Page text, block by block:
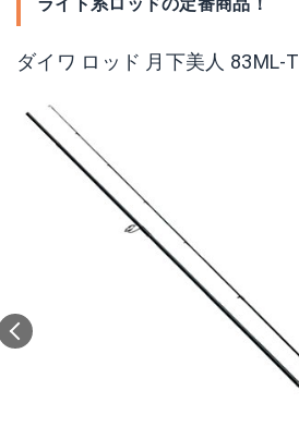
ダイワ ロッド 月下美人 83ML-T